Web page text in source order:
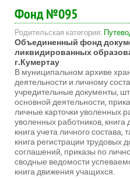
Фонд №095
Родительская категория:
Объединенный фонд
ликвидированных
г.Кумертау
В муниципальном архиве
деятельности и личному
учредительные документы,
основной деятельности,
личные карточки уволенных
уволенных работников,
книга учета личного
книга регистрации трудовых
соглашений, приказы по
сводные ведомости
книга движения учащихся.